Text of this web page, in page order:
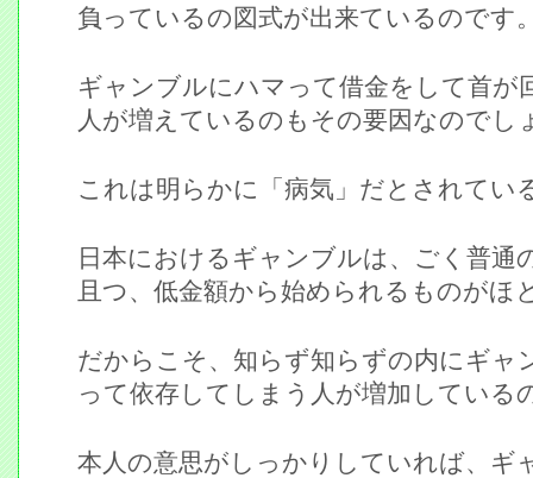
負っているの図式が出来ているのです
ギャンブルにハマって借金をして首が
人が増えているのもその要因なのでし
これは明らかに「病気」だとされてい
日本におけるギャンブルは、ごく普通
且つ、低金額から始められるものがほ
だからこそ、知らず知らずの内にギャ
って依存してしまう人が増加している
本人の意思がしっかりしていれば、ギ